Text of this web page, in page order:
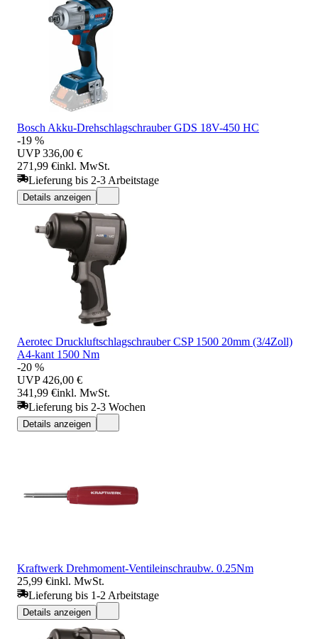
Bosch Akku-Drehschlagschrauber GDS 18V-450 HC
-19 %
UVP 336,00 €
271,99 €inkl. MwSt.
Lieferung bis 2-3 Arbeitstage
Details anzeigen
Aerotec Druckluftschlagschrauber CSP 1500 20mm (3/4Zoll)
A4-kant 1500 Nm
-20 %
UVP 426,00 €
341,99 €inkl. MwSt.
Lieferung bis 2-3 Wochen
Details anzeigen
Kraftwerk Drehmoment-Ventileinschraubw. 0.25Nm
25,99 €inkl. MwSt.
Lieferung bis 1-2 Arbeitstage
Details anzeigen